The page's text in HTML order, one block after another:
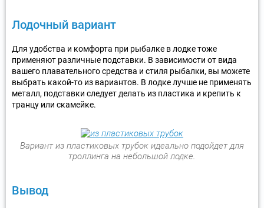
Лодочный вариант
Для удобства и комфорта при рыбалке в лодке тоже
применяют различные подставки. В зависимости от вида
вашего плавательного средства и стиля рыбалки, вы можете
выбрать какой-то из вариантов. В лодке лучше не применять
металл, подставки следует делать из пластика и крепить к
транцу или скамейке.
Вариант из пластиковых трубок идеально подойдет для
троллинга на небольшой лодке.
Вывод